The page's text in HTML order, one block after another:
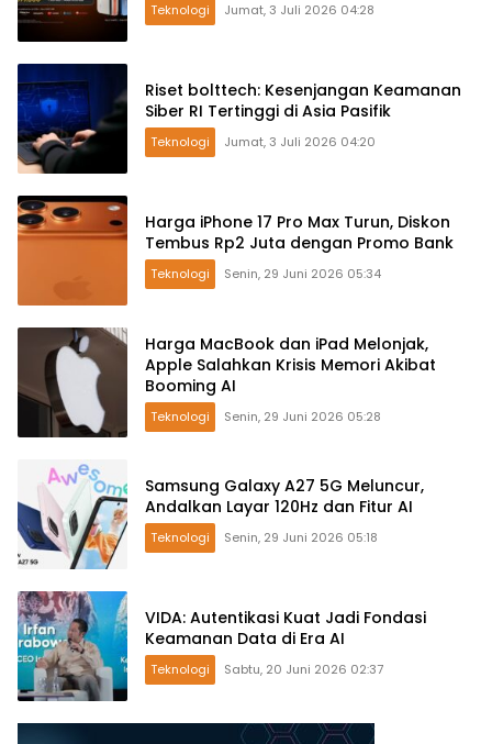
Teknologi Jumat, 3 Juli 2026 04:28
Riset bolttech: Kesenjangan Keamanan
Siber RI Tertinggi di Asia Pasifik
Teknologi Jumat, 3 Juli 2026 04:20
Harga iPhone 17 Pro Max Turun, Diskon
Tembus Rp2 Juta dengan Promo Bank
Teknologi Senin, 29 Juni 2026 05:34
Harga MacBook dan iPad Melonjak,
Apple Salahkan Krisis Memori Akibat
Booming AI
Teknologi Senin, 29 Juni 2026 05:28
Samsung Galaxy A27 5G Meluncur,
Andalkan Layar 120Hz dan Fitur AI
Teknologi Senin, 29 Juni 2026 05:18
VIDA: Autentikasi Kuat Jadi Fondasi
Keamanan Data di Era AI
Teknologi Sabtu, 20 Juni 2026 02:37